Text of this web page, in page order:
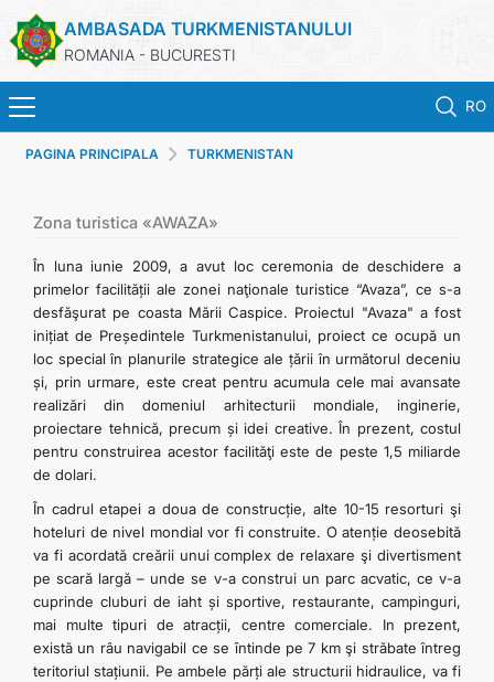
AMBASADA TURKMENISTANULUI
ROMANIA - BUCURESTI
RO
ACASA
TURKMENISTAN
ŞTIRI
SECTIA CONSULARA
MAE TURKMENISTAN
CONTACTATI-NE
PAGINA PRINCIPALA TURKMENISTAN
Zona turistica «AWAZA»
În luna iunie 2009, a avut loc ceremonia de deschidere a
primelor facilității ale zonei naţionale turistice “Avaza”, ce s-a
desfăşurat pe coasta Mării Caspice. Proiectul "Avaza" a fost
inițiat de Președintele Turkmenistanului, proiect ce ocupă un
loc special în planurile strategice ale țării în următorul deceniu
și, prin urmare, este creat pentru acumula cele mai avansate
realizări din domeniul arhitecturii mondiale, inginerie,
proiectare tehnică, precum și idei creative. În prezent, costul
pentru construirea acestor facilităţi este de peste 1,5 miliarde
de dolari.
În cadrul etapei a doua de construcție, alte 10-15 resorturi şi
hoteluri de nivel mondial vor fi construite. O atenție deosebită
va fi acordată creării unui complex de relaxare şi divertisment
pe scară largă – unde se v-a construi un parc acvatic, ce v-a
cuprinde cluburi de iaht și sportive, restaurante, campinguri,
mai multe tipuri de atracții, centre comerciale. In prezent,
există un râu navigabil ce se ȋntinde pe 7 km şi străbate întreg
teritoriul stațiunii. Pe ambele părți ale structurii hidraulice, va fi